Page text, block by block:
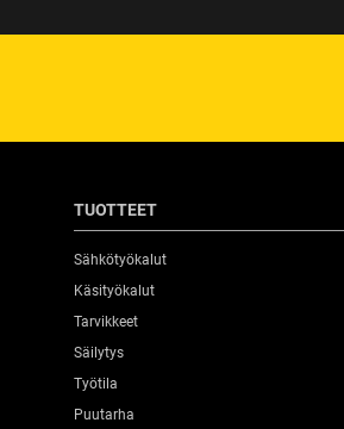
TUOTTEET
Sähkötyökalut
Käsityökalut
Tarvikkeet
Säilytys
Työtila
Puutarha